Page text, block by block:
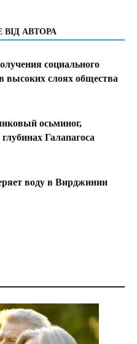
ВІД АВТОРА
социального
высоких слоях общества
осьминог,
Галапагоса
воду в Вирджинии